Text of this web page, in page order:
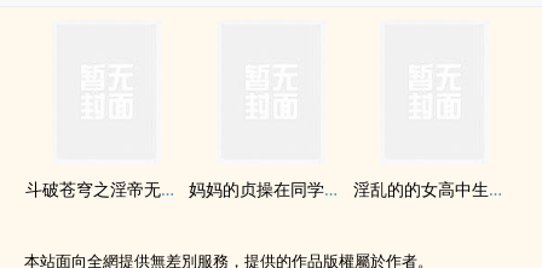
斗破苍穹之淫帝无双-操破苍穹 妈妈的贞操在同学手里 ‌淫‌‎乱­­​的的女高中生小雪
本站面向全網提供無差別服務，提供的作品版權屬於作者。